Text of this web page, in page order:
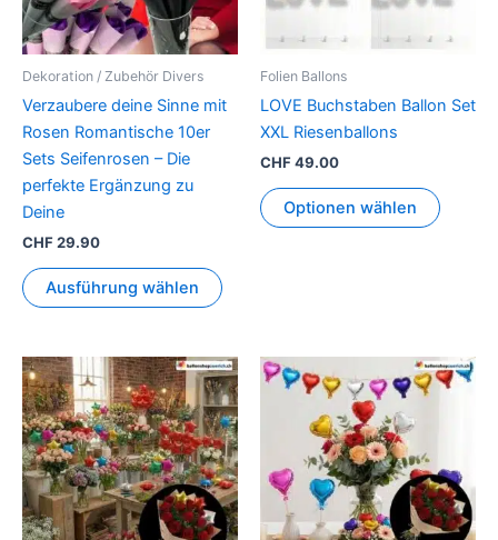
Dekoration / Zubehör Divers
Verzaubere deine Sinne mit
Rosen Romantische 10er
Sets Seifenrosen – Die
perfekte Ergänzung zu
Deine
CHF29.90
Ausführung wählen
Die
Optionen
der
Produktseite
gewählt
werden
Folien Ballons
LOVE Buchstaben Ballon Set
XXL Riesenballons
CHF49.00
Optionen wählen
Die
der
werden
Dieses
Produkt
weist
mehrere
Varianten
auf.
Die
Dieses
Produkt
auf.
Die